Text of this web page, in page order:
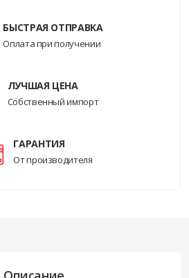
БЫСТРАЯ ОТПРАВКА
Оплата при получении
ЛУЧШАЯ ЦЕНА
Собственный импорт
ГАРАНТИЯ
От производителя